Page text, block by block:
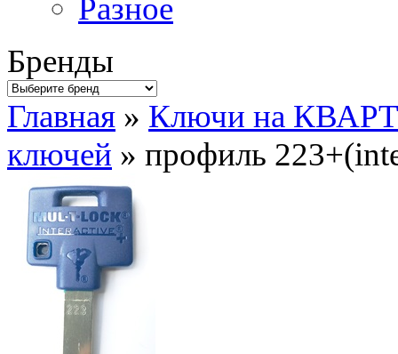
Разное
Бренды
Главная » Ключи на
ключей » профиль